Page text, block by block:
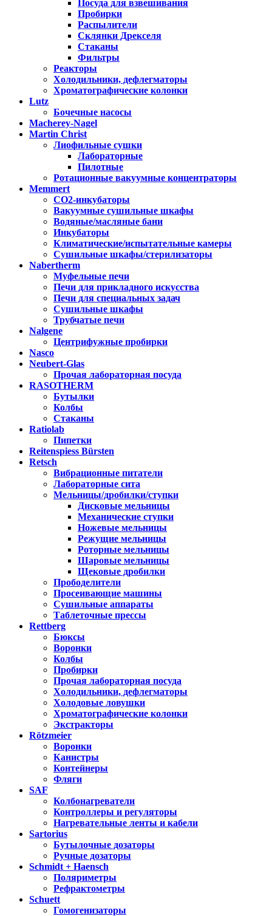
Посуда для взвешивания
Пробирки
Распылители
Склянки Дрекселя
Стаканы
Фильтры
Реакторы
Холодильники, дефлегматоры
Хроматографические колонки
Lutz
Бочечные насосы
Macherey-Nagel
Martin Christ
Лиофильные сушки
Лабораторные
Пилотные
Ротационные вакуумные концентраторы
Memmert
CO2-инкубаторы
Вакуумные сушильные шкафы
Водяные/масляные бани
Инкубаторы
Климатические/испытательные камеры
Сушильные шкафы/стерилизаторы
Nabertherm
Муфельные печи
Печи для прикладного искусства
Печи для специальных задач
Сушильные шкафы
Трубчатые печи
Nalgene
Центрифужные пробирки
Nasco
Neubert-Glas
Прочая лабораторная посуда
RASOTHERM
Бутылки
Колбы
Стаканы
Ratiolab
Пипетки
Reitenspiess Bürsten
Retsch
Вибрационные питатели
Лабораторные сита
Мельницы/дробилки/ступки
Дисковые мельницы
Механические ступки
Ножевые мельницы
Режущие мельницы
Роторные мельницы
Шаровые мельницы
Щековые дробилки
Прободелители
Просеивающие машины
Сушильные аппараты
Таблеточные прессы
Rettberg
Бюксы
Воронки
Колбы
Пробирки
Прочая лабораторная посуда
Холодильники, дефлегматоры
Холодовые ловушки
Хроматографические колонки
Экстракторы
Rötzmeier
Воронки
Канистры
Контейнеры
Фляги
SAF
Колбонагреватели
Контроллеры и регуляторы
Нагревательные ленты и кабели
Sartorius
Бутылочные дозаторы
Ручные дозаторы
Schmidt + Haensch
Поляриметры
Рефрактометры
Schuett
Гомогенизаторы